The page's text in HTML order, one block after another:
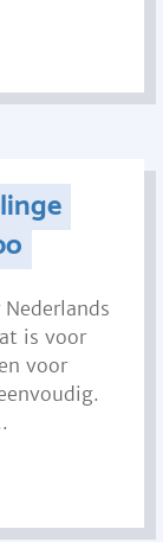
is voor
voor